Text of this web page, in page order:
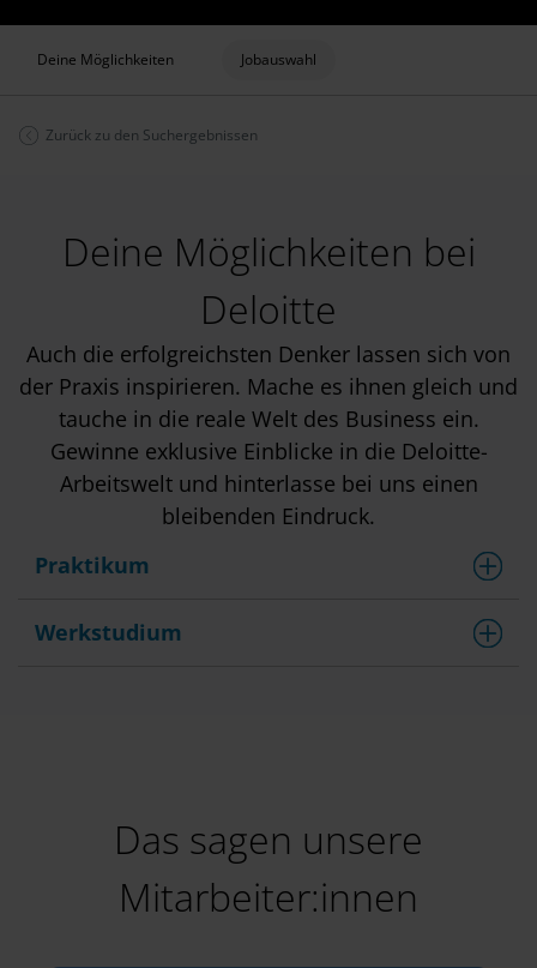
Deine Möglichkeiten Jobauswahl
Zurück zu den Suchergebnissen
Deine Möglichkeiten bei
Deloitte
Auch die erfolgreichsten Denker lassen sich von
der Praxis inspirieren. Mache es ihnen gleich und
tauche in die reale Welt des Business ein.
Gewinne exklusive Einblicke in die Deloitte-
Arbeitswelt und hinterlasse bei uns einen
bleibenden Eindruck.
Praktikum
Werkstudium
Das sagen unsere
Mitarbeiter:innen